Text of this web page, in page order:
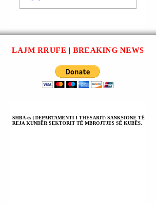
MOTELIN
“BERATI”; PO
HETOHET PËR
VRASJE;
VETËVRASJE;
VDEKJE NGA
SHKAQE
NATYRALE.
LAJM RRUFE | BREAKING NEWS
SHBA-ës | DEPARTAMENTI I THESARIT: SANKSIONE TË
REJA KUNDËR SEKTORIT TË MBROJTJES SË KUBËS.